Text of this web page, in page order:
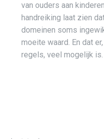
van ouders aan
handreiking laat zien
domeinen soms
moeite waard. En dat
regels, veel mogelijk is.